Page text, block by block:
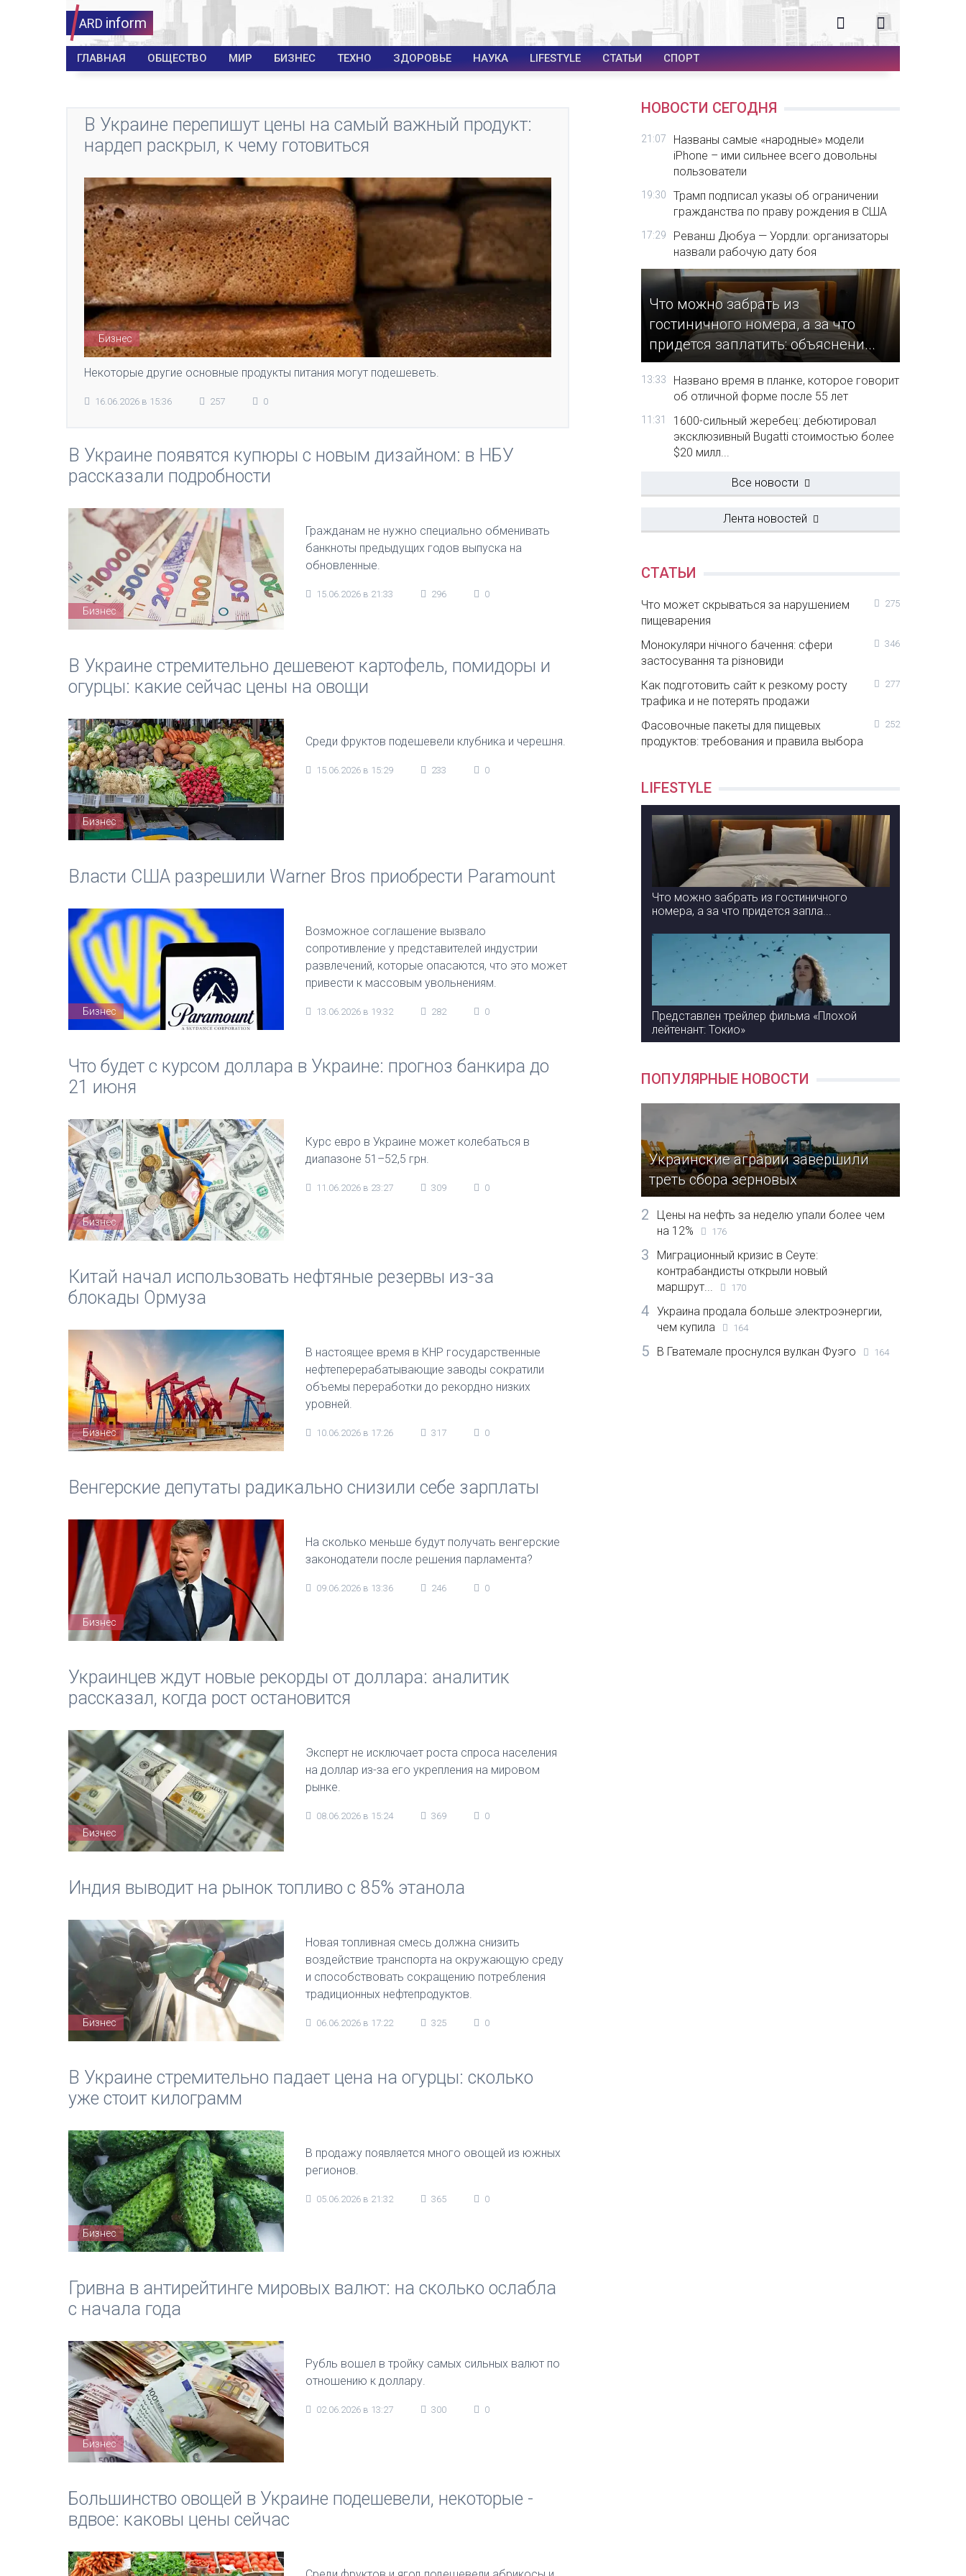
ARD inform
ГЛАВНАЯ ОБЩЕСТВО МИР БИЗНЕС ТЕХНО ЗДОРОВЬЕ НАУКА LIFESTYLE СТАТЬИ СПОРТ
В Украине перепишут цены на самый важный продукт:
нардеп раскрыл, к чему готовиться
Бизнес
Некоторые другие основные продукты питания могут подешеветь.
16.06.2026 в 15:36 257 0
В Украине появятся купюры с новым дизайном: в НБУ
рассказали подробности
Бизнес
Гражданам не нужно специально обменивать
банкноты предыдущих годов выпуска на
обновленные.
15.06.2026 в 21:33 296 0
В Украине стремительно дешевеют картофель, помидоры и
огурцы: какие сейчас цены на овощи
Бизнес
Среди фруктов подешевели клубника и черешня.
15.06.2026 в 15:29 233 0
Власти США разрешили Warner Bros приобрести Paramount
Бизнес
Возможное соглашение вызвало
сопротивление у представителей индустрии
развлечений, которые опасаются, что это может
привести к массовым увольнениям.
13.06.2026 в 19:32 282 0
Что будет с курсом доллара в Украине: прогноз банкира до
21 июня
Бизнес
Курс евро в Украине может колебаться в
диапазоне 51–52,5 грн.
11.06.2026 в 23:27 309 0
Китай начал использовать нефтяные резервы из-за
блокады Ормуза
Бизнес
В настоящее время в КНР государственные
нефтеперерабатывающие заводы сократили
объемы переработки до рекордно низких
уровней.
10.06.2026 в 17:26 317 0
Венгерские депутаты радикально снизили себе зарплаты
Бизнес
На сколько меньше будут получать венгерские
законодатели после решения парламента?
09.06.2026 в 13:36 246 0
Украинцев ждут новые рекорды от доллара: аналитик
рассказал, когда рост остановится
Бизнес
Эксперт не исключает роста спроса населения
на доллар из-за его укрепления на мировом
рынке.
08.06.2026 в 15:24 369 0
Индия выводит на рынок топливо с 85% этанола
Бизнес
Новая топливная смесь должна снизить
воздействие транспорта на окружающую среду
и способствовать сокращению потребления
традиционных нефтепродуктов.
06.06.2026 в 17:22 325 0
В Украине стремительно падает цена на огурцы: сколько
уже стоит килограмм
Бизнес
В продажу появляется много овощей из южных
регионов.
05.06.2026 в 21:32 365 0
Гривна в антирейтинге мировых валют: на сколько ослабла
с начала года
Бизнес
Рубль вошел в тройку самых сильных валют по
отношению к доллару.
02.06.2026 в 13:27 300 0
Большинство овощей в Украине подешевели, некоторые -
вдвое: каковы цены сейчас
НОВОСТИ СЕГОДНЯ
21:07
Названы самые «народные» модели
iPhone – ими сильнее всего довольны
пользователи
19:30
Трамп подписал указы об ограничении
гражданства по праву рождения в США
17:29
Реванш Дюбуа — Уордли: организаторы
назвали рабочую дату боя
Что можно забрать из
гостиничного номера, а за что
придется заплатить: объяснени...
13:33
Названо время в планке, которое говорит
об отличной форме после 55 лет
11:31
1600-сильный жеребец: дебютировал
эксклюзивный Bugatti стоимостью более
$20 милл...
Все новости
Лента новостей
СТАТЬИ
Что может скрываться за нарушением
пищеварения
275
Монокуляри нічного бачення: сфери
застосування та різновиди
346
Как подготовить сайт к резкому росту
трафика и не потерять продажи
277
Фасовочные пакеты для пищевых
продуктов: требования и правила выбора
252
LIFESTYLE
Что можно забрать из гостиничного
номера, а за что придется запла...
Представлен трейлер фильма «Плохой
лейтенант: Токио»
ПОПУЛЯРНЫЕ НОВОСТИ
Украинские аграрии завершили
треть сбора зерновых
2
Цены на нефть за неделю упали более чем
на 12%
176
3
Миграционный кризис в Сеуте:
контрабандисты открыли новый
маршрут...
170
4
Украина продала больше электроэнергии,
чем купила
164
5 В Гватемале проснулся вулкан Фуэго 164